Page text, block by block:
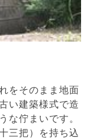
をそのまま地面
い建築様式で造
な佇まいです。
三把）を持ち込